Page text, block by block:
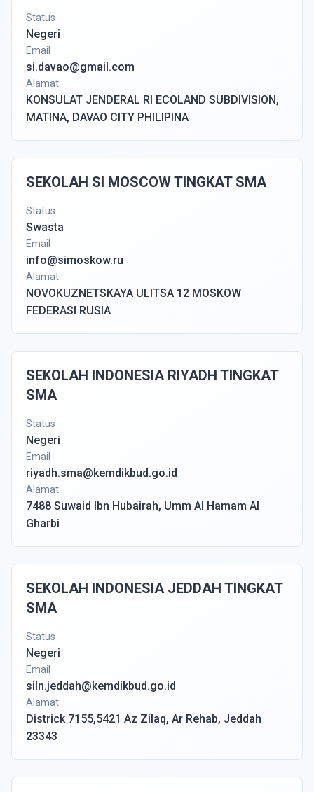
Status
Negeri
Email
si.davao@gmail.com
Alamat
KONSULAT JENDERAL RI ECOLAND SUBDIVISION,
MATINA, DAVAO CITY PHILIPINA
SEKOLAH SI MOSCOW TINGKAT SMA
Status
Swasta
Email
info@simoskow.ru
Alamat
NOVOKUZNETSKAYA ULITSA 12 MOSKOW
FEDERASI RUSIA
SEKOLAH INDONESIA RIYADH TINGKAT
SMA
Status
Negeri
Email
riyadh.sma@kemdikbud.go.id
Alamat
7488 Suwaid Ibn Hubairah, Umm Al Hamam Al
Gharbi
SEKOLAH INDONESIA JEDDAH TINGKAT
SMA
Status
Negeri
Email
siln.jeddah@kemdikbud.go.id
Alamat
Districk 7155,5421 Az Zilaq, Ar Rehab, Jeddah
23343